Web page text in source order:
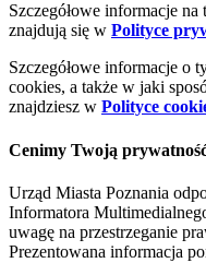
Szczegółowe informacje
znajdują się w Polityce
Szczegółowe informacje o
cookies, a także w jaki
znajdziesz w Polityce
Cenimy Twoją
Urząd Miasta Poznania
Informatora
uwagę na przestrzeganie
Prezentowana informacja